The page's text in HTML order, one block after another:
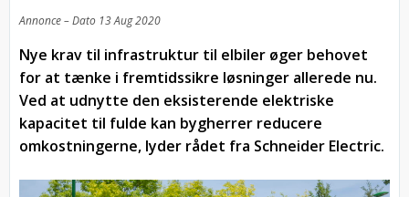
Annonce – Dato 13 Aug 2020
Nye krav til infrastruktur til elbiler øger behovet
for at tænke i fremtidssikre løsninger allerede nu.
Ved at udnytte den eksisterende elektriske
kapacitet til fulde kan bygherrer reducere
omkostningerne, lyder rådet fra Schneider Electric.